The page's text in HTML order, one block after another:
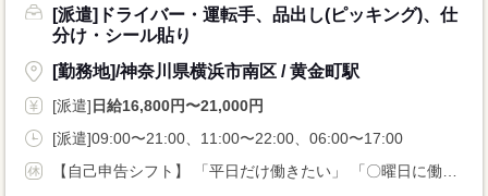
[派遣]ドライバー・運転手、品出し(ピッキング)、仕
分け・シール貼り
[勤務地]/神奈川県横浜市南区 / 黄金町駅
[派遣]日給16,800円〜21,000円
[派遣]09:00〜21:00、11:00〜22:00、06:00〜17:00